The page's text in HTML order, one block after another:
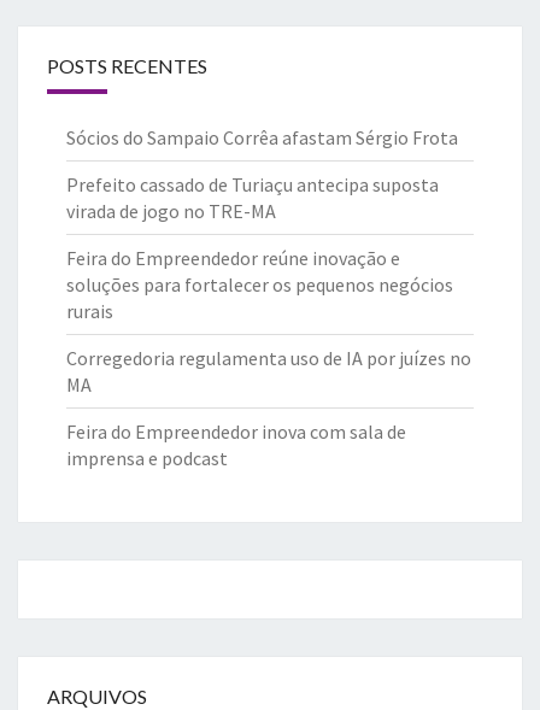
POSTS RECENTES
Sócios do Sampaio Corrêa afastam Sérgio Frota
Prefeito cassado de Turiaçu antecipa suposta
virada de jogo no TRE-MA
Feira do Empreendedor reúne inovação e
soluções para fortalecer os pequenos negócios
rurais
Corregedoria regulamenta uso de IA por juízes no
MA
Feira do Empreendedor inova com sala de
imprensa e podcast
ARQUIVOS